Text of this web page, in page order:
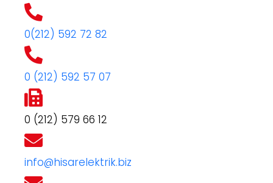
0(212) 592 72 82
0 (212) 592 57 07
0 (212) 579 66 12
info@hisarelektrik.biz